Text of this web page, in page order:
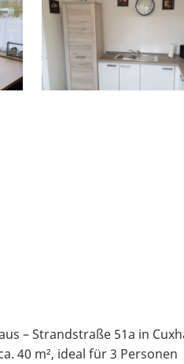
– Strandstraße 51a in
40 m², ideal für 3 Personen